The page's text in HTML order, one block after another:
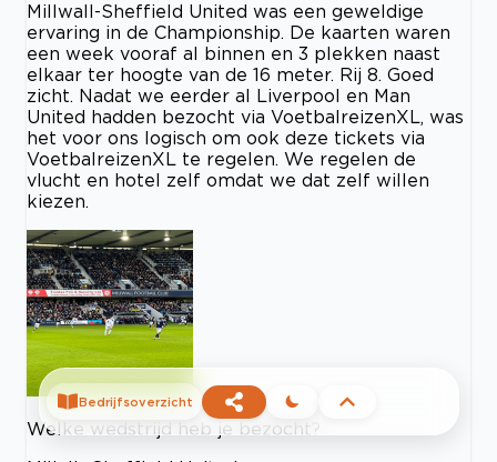
Millwall-Sheffield United was een geweldige
ervaring in de Championship. De kaarten waren
een week vooraf al binnen en 3 plekken naast
elkaar ter hoogte van de 16 meter. Rij 8. Goed
zicht. Nadat we eerder al Liverpool en Man
United hadden bezocht via VoetbalreizenXL, was
het voor ons logisch om ook deze tickets via
VoetbalreizenXL te regelen. We regelen de
vlucht en hotel zelf omdat we dat zelf willen
kiezen.
Welke wedstrijd heb je bezocht?
Bedrijfsoverzicht